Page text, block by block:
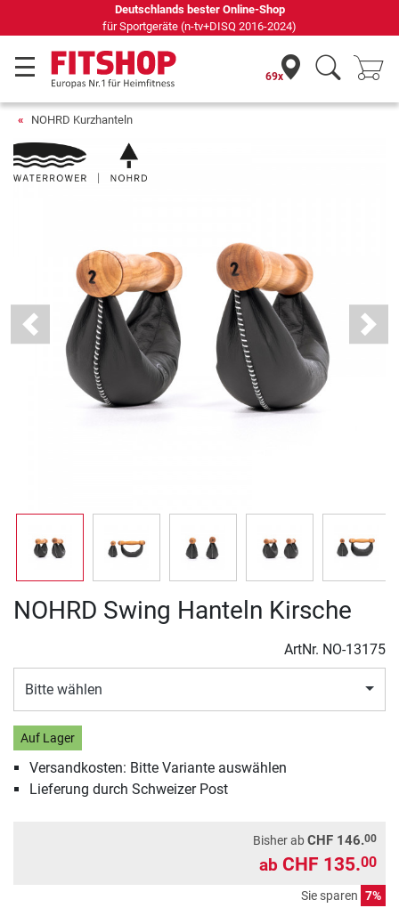
Seit 42 Jahren Ihr Experte für Heimfitness
69x
NOHRD Kurzhanteln
Previous Next
NOHRD Swing Hanteln Kirsche
ArtNr. NO-13175
Bitte wählen
Auf Lager
Versandkosten: Bitte Variante auswählen
Lieferung durch Schweizer Post
Bisher abCHF 146.00
ab CHF 135.00
Sie sparen 7%